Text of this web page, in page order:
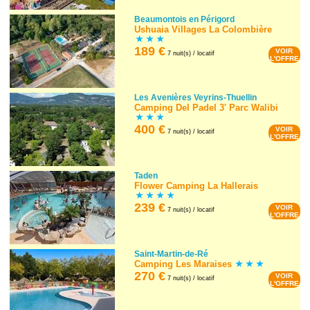
Beaumontois en Périgord
Ushuaia Villages La Colombière
189 € 7 nuit(s) / locatif
VOIR
L'OFFRE
Les Avenières Veyrins-Thuellin
Camping Del Padel 3' Parc Walibi
400 € 7 nuit(s) / locatif
VOIR
L'OFFRE
Taden
Flower Camping La Hallerais
239 € 7 nuit(s) / locatif
VOIR
L'OFFRE
Saint-Martin-de-Ré
Camping Les Maraises
270 € 7 nuit(s) / locatif
VOIR
L'OFFRE